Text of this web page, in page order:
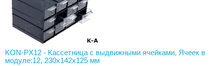
KON-PX12 - Кассетница с выдвижными ячейками, Ячеек в
модуле:12, 230x142x125 мм